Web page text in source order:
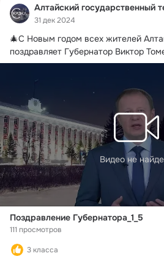
Алтайский государственный
31 дек 2024
🎄С Новым годом всех жителей
поздравляет Губернатор Виктор
Видео не
Поздравление Губернатора_1_5
111 просмотров
3 класса